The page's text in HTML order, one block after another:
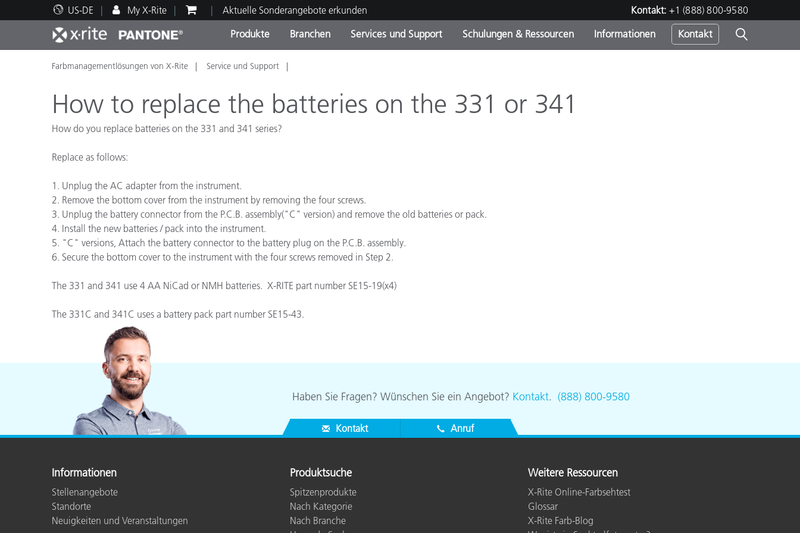
US-DE My X-Rite Aktuelle Sonderangebote erkunden Kontakt: +1 (888) 800-9580
Produkte
Spitzenprodukte Produktkategorien
Laufende Sonderaktionen
Branchen
Druck und Verpackung
Automobil
Anstrichmittel und Lacke
Textil
Kosmetikhersteller
Services und Support
Technischer Support Service und Wartung
Schulungen & Ressourcen
Pädagogische Ressourcen Ausbildung
Informationen Kontakt
Farbmanagementlösungen von X-Rite Service und Support
How to replace the batteries on the 331 or 341
How do you replace batteries on the 331 and 341 series?
Replace as follows:
1. Unplug the AC adapter from the instrument.
2. Remove the bottom cover from the instrument by removing the four screws.
3. Unplug the battery connector from the P.C.B. assembly("C" version) and remove the old batteries or pack.
4. Install the new batteries / pack into the instrument.
5. "C" versions, Attach the battery connector to the battery plug on the P.C.B. assembly.
6. Secure the bottom cover to the instrument with the four screws removed in Step 2.
The 331 and 341 use 4 AA NiCad or NMH batteries. X-RITE part number SE15-19(x4)
The 331C and 341C uses a battery pack part number SE15-43.
Haben Sie Fragen? Wünschen Sie ein Angebot? Kontakt. (888) 800-9580
Kontakt Anruf
Informationen
Stellenangebote
Standorte
Neuigkeiten und Veranstaltungen
Produktsuche
Spitzenprodukte
Nach Kategorie
Nach Branche
Weitere Ressourcen
X-Rite Online-Farbsehtest
Glossar
X-Rite Farb-Blog